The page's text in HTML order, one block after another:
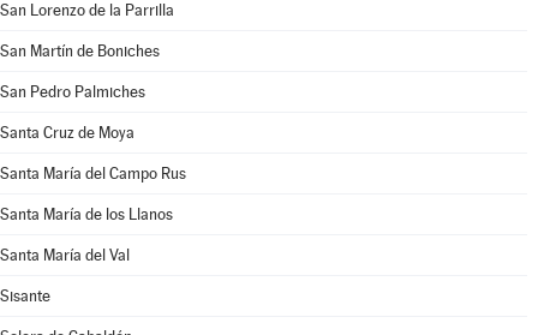
San Lorenzo de la Parrilla
San Martín de Boniches
San Pedro Palmiches
Santa Cruz de Moya
Santa María del Campo Rus
Santa María de los Llanos
Santa María del Val
Sisante